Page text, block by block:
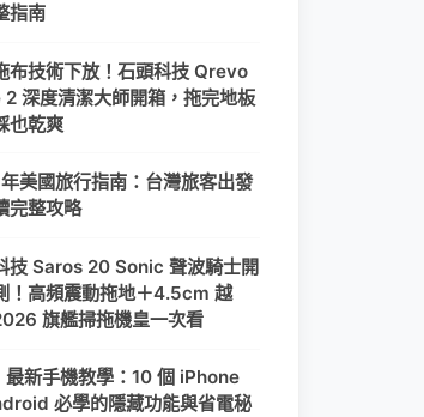
指南
布技術下放！石頭科技 Qrevo
深度清潔大師開箱，拖完地板
也乾爽
美國旅行指南：台灣旅客出發
完整攻略
技 Saros 20 Sonic 聲波騎士開
！高頻震動拖地＋4.5cm 越
旗艦掃拖機皇一次看
新手機教學：10 個 iPhone
必學的隱藏功能與省電秘